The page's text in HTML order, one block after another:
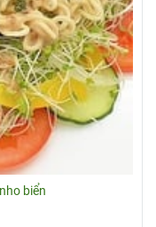
biển